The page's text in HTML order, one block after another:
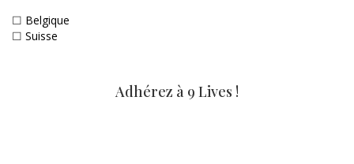
☐ Belgique
☐ Suisse
Adhérez à 9 Lives !